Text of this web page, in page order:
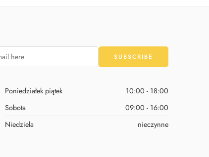
Poniedziałek piątek
10:00 - 18:00
Sobota
09:00 - 16:00
Niedziela
nieczynne